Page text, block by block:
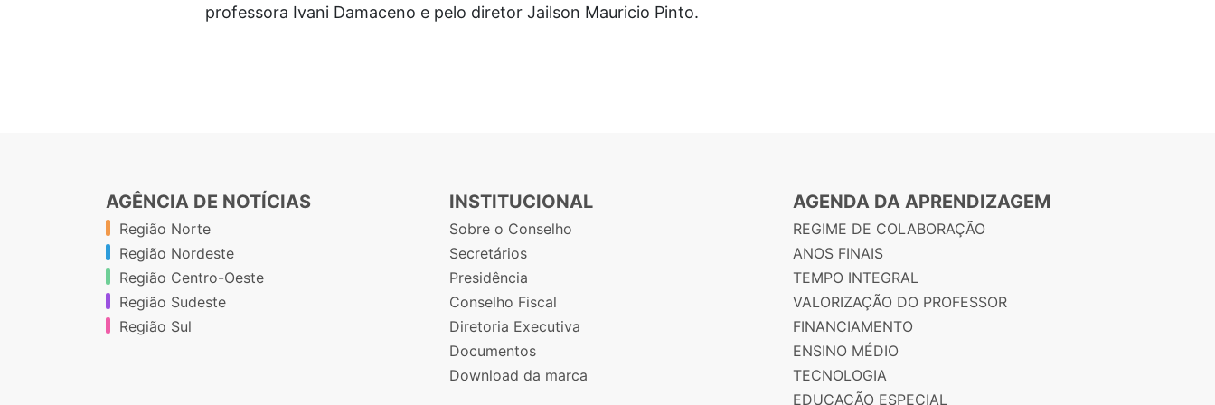
professora Ivani Damaceno e pelo diretor Jailson Mauricio Pinto.
AGÊNCIA DE NOTÍCIAS
Região Norte
Região Nordeste
Região Centro-Oeste
Região Sudeste
Região Sul
INSTITUCIONAL
Sobre o Conselho
Secretários
Presidência
Conselho Fiscal
Diretoria Executiva
Documentos
Download da marca
AGENDA DA APRENDIZAGEM
REGIME DE COLABORAÇÃO
ANOS FINAIS
TEMPO INTEGRAL
VALORIZAÇÃO DO PROFESSOR
FINANCIAMENTO
ENSINO MÉDIO
TECNOLOGIA
EDUCAÇÃO ESPECIAL